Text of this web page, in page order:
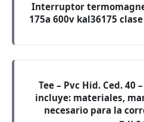
Interruptor
175a 600v kal36175
Tee – Pvc Hid. Ced. 40
incluye: materiales,
necesario para la